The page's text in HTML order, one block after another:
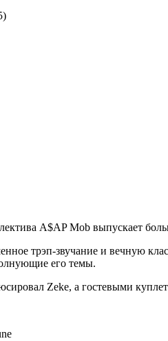
A$AP Mob выпускает
трэп-звучание и вечную
его темы.
Zeke, а гостевыми